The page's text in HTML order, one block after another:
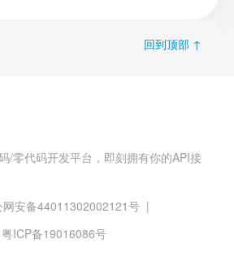
回到顶部 ↑
/零代码开发平台，即刻拥有你的API接
网安备44011302002121号 |
粤ICP备19016086号